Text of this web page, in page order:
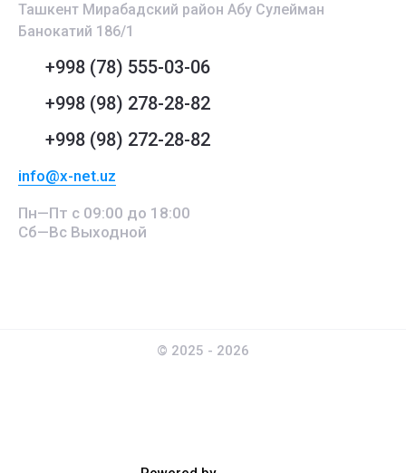
Ташкент Мирабадский район Абу Сулейман
Банокатий 186/1
+998 (78) 555-03-06
+998 (98) 278-28-82
+998 (98) 272-28-82
info@x-net.uz
Пн—Пт с 09:00 до 18:00
Сб—Вс Выходной
© 2025 - 2026